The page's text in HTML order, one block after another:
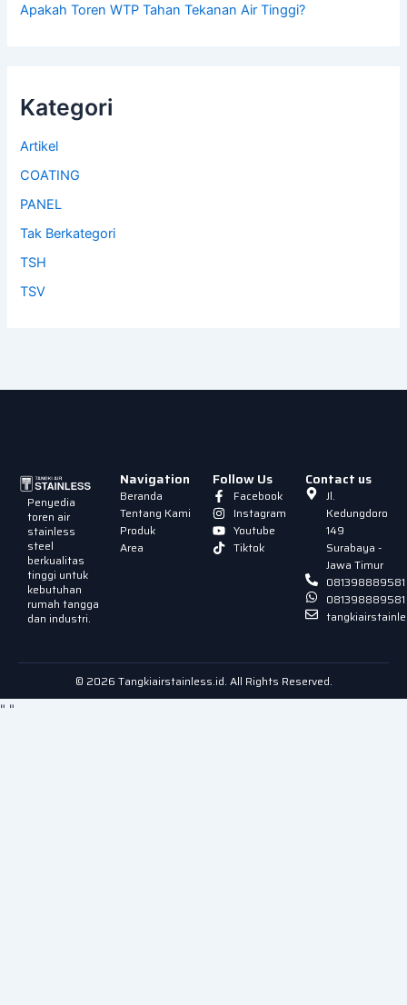
Apakah Toren WTP Tahan Tekanan Air Tinggi?
Kategori
Artikel
COATING
PANEL
Tak Berkategori
TSH
TSV
Penyedia
toren air
stainless
steel
berkualitas
tinggi untuk
kebutuhan
rumah tangga
dan industri.
Navigation
Beranda
Tentang Kami
Produk
Area
Follow Us
Facebook
Instagram
Youtube
Tiktok
Contact us
Jl.
Kedungdoro
149
Surabaya -
Jawa Timur
081398889581
081398889581
© 2026 Tangkiairstainless.id. All Rights Reserved.
" "